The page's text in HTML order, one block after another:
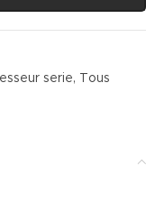
serie, Tous